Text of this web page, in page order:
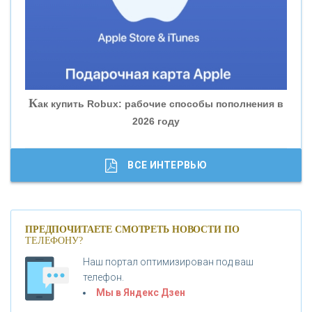
«БАНК ГЛОБЭКС»
«СОВКОМБАНК»
«ГАЗПРОМБАНК»
«МОСКОВСКИЙ КРЕДИТНЫЙ БАНК»
«БАНК ВОЗРОЖДЕНИЕ»
Как купить Robux: рабочие способы пополнения в
2026 году
Банки.ру обновил логотип впервые за 19 лет -
ВСЕ ИНТЕРВЬЮ
ПРЕДПОЧИТАЕТЕ СМОТРЕТЬ НОВОСТИ ПО
ТЕЛЕФОНУ?
Наш портал оптимизирован под ваш
телефон.
Мы в Яндекс Дзен